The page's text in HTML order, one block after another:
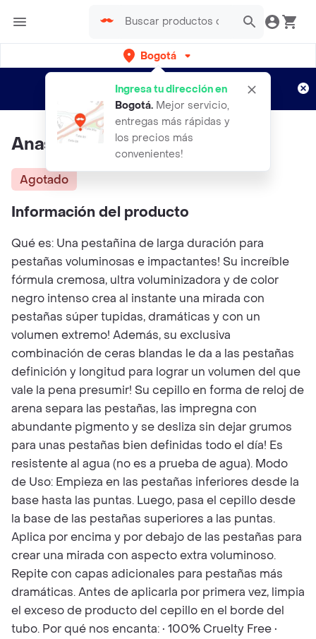
Bogotá
Ingresa tu dirección en
Bogotá. Mejor servicio,
entregas más rápidas y
los precios más
convenientes!
envíos gratis por semanas
Aplican TyC
Anastasia Lash Brag Mascara
Agotado
Información del producto
Qué es: Una pestañina de larga duración para
pestañas voluminosas e impactantes! Su increíble
fórmula cremosa, ultra voluminizadora y de color
negro intenso crea al instante una mirada con
pestañas súper tupidas, dramáticas y con un
volumen extremo! Además, su exclusiva
combinación de ceras blandas le da a las pestañas
definición y longitud para lograr un volumen del que
vale la pena presumir! Su cepillo en forma de reloj de
arena separa las pestañas, las impregna con
abundante pigmento y se desliza sin dejar grumos
para unas pestañas bien definidas todo el día! Es
resistente al agua (no es a prueba de agua). Modo
de Uso: Empieza en las pestañas inferiores desde la
base hasta las puntas. Luego, pasa el cepillo desde
la base de las pestañas superiores a las puntas.
Aplica por encima y por debajo de las pestañas para
crear una mirada con aspecto extra voluminoso.
Repite con capas adicionales para pestañas más
dramáticas. Antes de aplicarla por primera vez, limpia
el exceso de producto del cepillo en el borde del
tubo. Por qué nos encanta: • 100% Cruelty Free •